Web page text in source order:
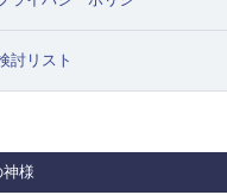
討リスト
様